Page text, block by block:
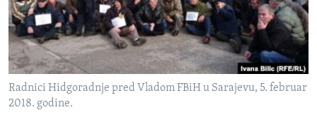
MAGAZIN
O GLASU AMERIKE
Learning English
Radnici Hidgoradnje pred Vladom FBiH u Sarajevu, 5. februar
2018. godine.